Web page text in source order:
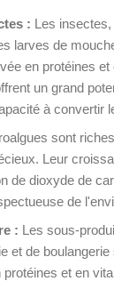
: Les
larves de
en protéines
un grand
à convertir
sont
Leur
de dioxyde de
de
: Les sous-
et de boulangerie
et en